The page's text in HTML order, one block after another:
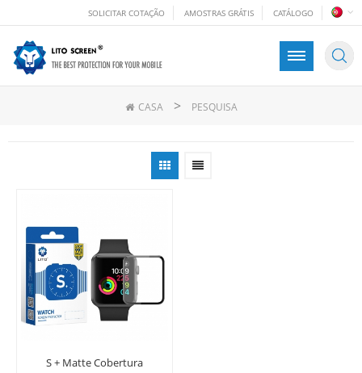
SOLICITAR COTAÇÃO AMOSTRAS GRÁTIS CATÁLOGO
CASA > PESQUISA
S + Matte Cobertura